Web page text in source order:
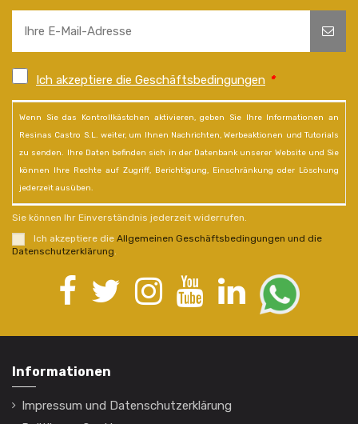
Ich akzeptiere die Geschäftsbedingungen *
Wenn Sie das Kontrollkästchen aktivieren, geben Sie Ihre Informationen an
Resinas Castro S.L. weiter, um Ihnen Nachrichten, Werbeaktionen und Tutorials
zu senden. Ihre Daten befinden sich in der Datenbank unserer Website und Sie
können Ihre Rechte auf Zugriff, Berichtigung, Einschränkung oder Löschung
jederzeit ausüben.
Sie können Ihr Einverständnis jederzeit widerrufen.
Ich akzeptiere die Allgemeinen Geschäftsbedingungen und die
Datenschutzerklärung
Informationen
Impressum und Datenschutzerklärung